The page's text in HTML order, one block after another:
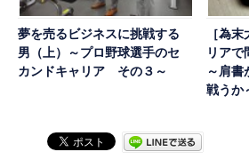
夢を売るビジネスに挑戦する
男（上）～プロ野球選手のセ
カンドキャリア その３～
［為
リアで
～肩書
戦うか